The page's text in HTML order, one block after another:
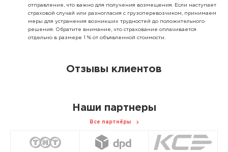
отправление, что важно для получения возмещения. Если наступает
страховой случай или разногласия с грузоперевозчиком, принимаем
меры для устранения возникших трудностей до положительного
решения. Обратите внимание, что страхование оплачивается
отдельно в размере 1 % от объявленной стоимости.
Отзывы клиентов
Наши партнеры
Все партнёры